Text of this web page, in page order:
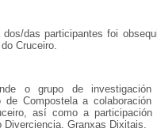
dos/das participantes foi
Cruceiro.
o grupo de
de Compostela a
así como a participación
Diverciencia. Granxas Dixitais.